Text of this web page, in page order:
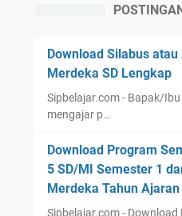
Download Silabus
Merdeka SD Lengkap
Sipbelajar.com - Bapak/
mengajar p…
Download Program
5 SD/MI Semester 1
Merdeka Tahun
Sipbelajar.com - Download